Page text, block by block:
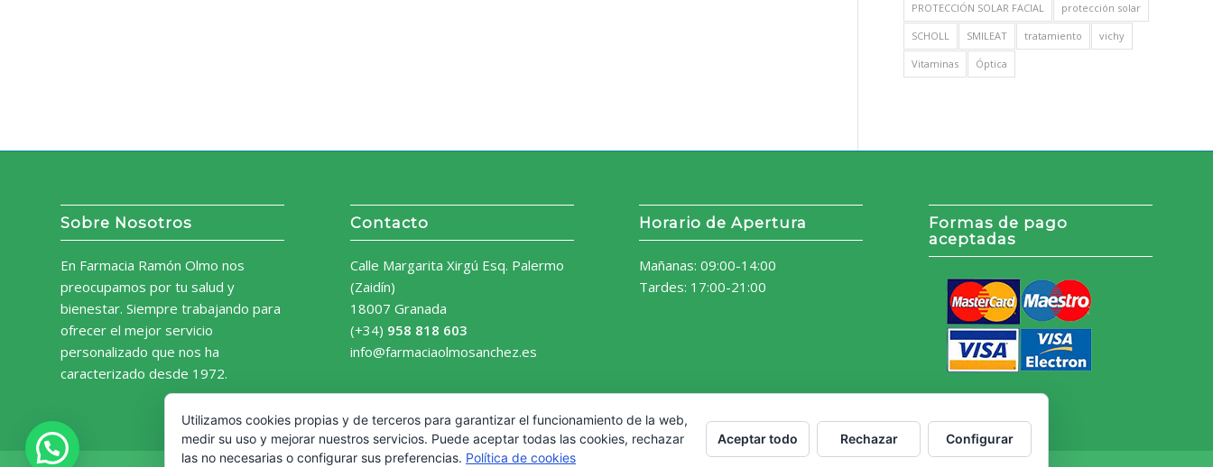
PROTECCIÓN SOLAR FACIAL protección solar
SCHOLL SMILEAT tratamiento vichy
Vitaminas Óptica
Sobre Nosotros
En Farmacia Ramón Olmo nos
preocupamos por tu salud y
bienestar. Siempre trabajando para
ofrecer el mejor servicio
personalizado que nos ha
caracterizado desde 1972.
Contacto
Calle Margarita Xirgú Esq. Palermo
(Zaidín)
18007 Granada
(+34) 958 818 603
info@farmaciaolmosanchez.es
Horario de Apertura
Mañanas: 09:00-14:00
Tardes: 17:00-21:00
Formas de pago
aceptadas
Utilizamos cookies propias y de terceros para garantizar el funcionamiento de la web,
medir su uso y mejorar nuestros servicios. Puede aceptar todas las cookies, rechazar
las no necesarias o configurar sus preferencias. Política de cookies
Aceptar todo Rechazar Configurar